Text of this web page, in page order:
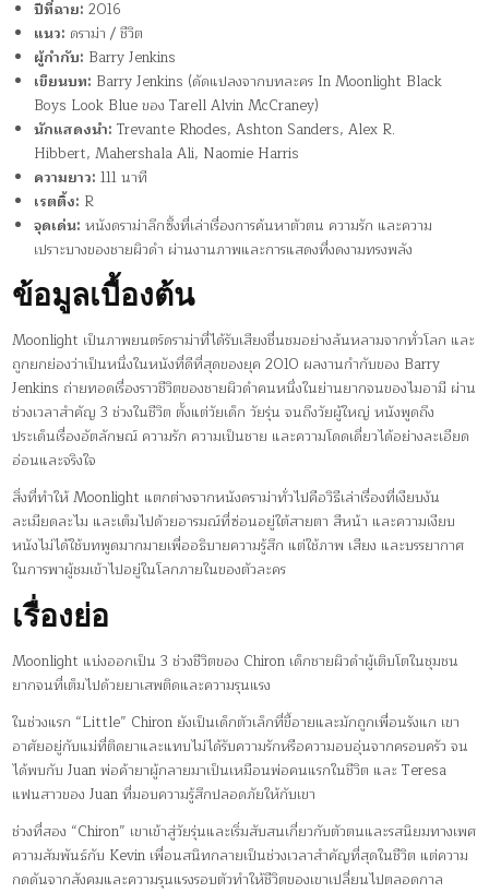
ปีที่ฉาย: 2016
แนว: ดราม่า / ชีวิต
ผู้กำกับ: Barry Jenkins
เขียนบท: Barry Jenkins (ดัดแปลงจากบทละคร In Moonlight Black
Boys Look Blue ของ Tarell Alvin McCraney)
นักแสดงนำ: Trevante Rhodes, Ashton Sanders, Alex R.
Hibbert, Mahershala Ali, Naomie Harris
ความยาว: 111 นาที
เรตติ้ง: R
จุดเด่น: หนังดราม่าลึกซึ้งที่เล่าเรื่องการค้นหาตัวตน ความรัก และความ
เปราะบางของชายผิวดำ ผ่านงานภาพและการแสดงที่งดงามทรงพลัง
ข้อมูลเบื้องต้น
Moonlight เป็นภาพยนตร์ดราม่าที่ได้รับเสียงชื่นชมอย่างล้นหลามจากทั่วโลก และ
ถูกยกย่องว่าเป็นหนึ่งในหนังที่ดีที่สุดของยุค 2010 ผลงานกำกับของ Barry
Jenkins ถ่ายทอดเรื่องราวชีวิตของชายผิวดำคนหนึ่งในย่านยากจนของไมอามี ผ่าน
ช่วงเวลาสำคัญ 3 ช่วงในชีวิต ตั้งแต่วัยเด็ก วัยรุ่น จนถึงวัยผู้ใหญ่ หนังพูดถึง
ประเด็นเรื่องอัตลักษณ์ ความรัก ความเป็นชาย และความโดดเดี่ยวได้อย่างละเอียด
อ่อนและจริงใจ
สิ่งที่ทำให้ Moonlight แตกต่างจากหนังดราม่าทั่วไปคือวิธีเล่าเรื่องที่เงียบงัน
ละเมียดละไม และเต็มไปด้วยอารมณ์ที่ซ่อนอยู่ใต้สายตา สีหน้า และความเงียบ
หนังไม่ได้ใช้บทพูดมากมายเพื่ออธิบายความรู้สึก แต่ใช้ภาพ เสียง และบรรยากาศ
ในการพาผู้ชมเข้าไปอยู่ในโลกภายในของตัวละคร
เรื่องย่อ
Moonlight แบ่งออกเป็น 3 ช่วงชีวิตของ Chiron เด็กชายผิวดำผู้เติบโตในชุมชน
ยากจนที่เต็มไปด้วยยาเสพติดและความรุนแรง
ในช่วงแรก “Little” Chiron ยังเป็นเด็กตัวเล็กที่ขี้อายและมักถูกเพื่อนรังแก เขา
อาศัยอยู่กับแม่ที่ติดยาและแทบไม่ได้รับความรักหรือความอบอุ่นจากครอบครัว จน
ได้พบกับ Juan พ่อค้ายาผู้กลายมาเป็นเหมือนพ่อคนแรกในชีวิต และ Teresa
แฟนสาวของ Juan ที่มอบความรู้สึกปลอดภัยให้กับเขา
ช่วงที่สอง “Chiron” เขาเข้าสู่วัยรุ่นและเริ่มสับสนเกี่ยวกับตัวตนและรสนิยมทางเพศ
ความสัมพันธ์กับ Kevin เพื่อนสนิทกลายเป็นช่วงเวลาสำคัญที่สุดในชีวิต แต่ความ
กดดันจากสังคมและความรุนแรงรอบตัวทำให้ชีวิตของเขาเปลี่ยนไปตลอดกาล